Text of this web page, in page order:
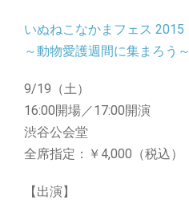
いぬねこなかまフェス 2015
～動物愛護週間に集まろう～
9/19（土）
16:00開場／17:00開演
渋谷公会堂
全席指定：￥4,000（税込）
【出演】